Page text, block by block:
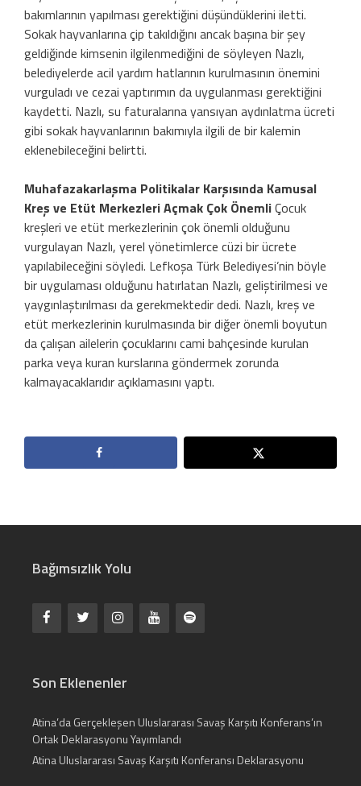
bakımlarının yapılması gerektiğini düşündüklerini iletti.
Sokak hayvanlarına çip takıldığını ancak başına bir şey
geldiğinde kimsenin ilgilenmediğini de söyleyen Nazlı,
belediyelerde acil yardım hatlarının kurulmasının önemini
vurguladı ve cezai yaptırımın da uygulanması gerektiğini
kaydetti. Nazlı, su faturalarına yansıyan aydınlatma ücreti
gibi sokak hayvanlarının bakımıyla ilgili de bir kalemin
eklenebileceğini belirtti.
Muhafazakarlaşma Politikalar Karşısında Kamusal
Kreş ve Etüt Merkezleri Açmak Çok ÖnemliÇocuk
kreşleri ve etüt merkezlerinin çok önemli olduğunu
vurgulayan Nazlı, yerel yönetimlerce cüzi bir ücrete
yapılabileceğini söyledi. Lefkoşa Türk Belediyesi’nin böyle
bir uygulaması olduğunu hatırlatan Nazlı, geliştirilmesi ve
yaygınlaştırılması da gerekmektedir dedi. Nazlı, kreş ve
etüt merkezlerinin kurulmasında bir diğer önemli boyutun
da çalışan ailelerin çocuklarını cami bahçesinde kurulan
parka veya kuran kurslarına göndermek zorunda
kalmayacaklarıdır açıklamasını yaptı.
Bağımsızlık Yolu
Son Eklenenler
Atina’da Gerçekleşen Uluslararası Savaş Karşıtı Konferans’ın
Ortak Deklarasyonu Yayımlandı
Atina Uluslararası Savaş Karşıtı Konferansı Deklarasyonu